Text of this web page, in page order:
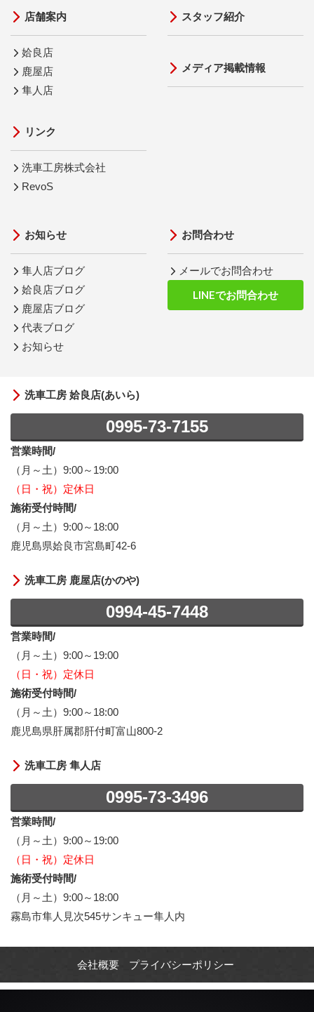
店舗案内
姶良店
鹿屋店
隼人店
リンク
洗車工房株式会社
RevoS
スタッフ紹介
メディア掲載情報
お知らせ
隼人店ブログ
姶良店ブログ
鹿屋店ブログ
代表ブログ
お知らせ
お問合わせ
メールでお問合わせ
LINEでお問合わせ
洗車工房 姶良店(あいら)
0995-73-7155
営業時間/
（月～土）9:00～19:00
（日・祝）定休日
施術受付時間/
（月～土）9:00～18:00
鹿児島県姶良市宮島町42-6
洗車工房 鹿屋店(かのや)
0994-45-7448
営業時間/
（月～土）9:00～19:00
（日・祝）定休日
施術受付時間/
（月～土）9:00～18:00
鹿児島県肝属郡肝付町富山800-2
洗車工房 隼人店
0995-73-3496
営業時間/
（月～土）9:00～19:00
（日・祝）定休日
施術受付時間/
（月～土）9:00～18:00
霧島市隼人見次545サンキュー隼人内
会社概要 プライバシーポリシー